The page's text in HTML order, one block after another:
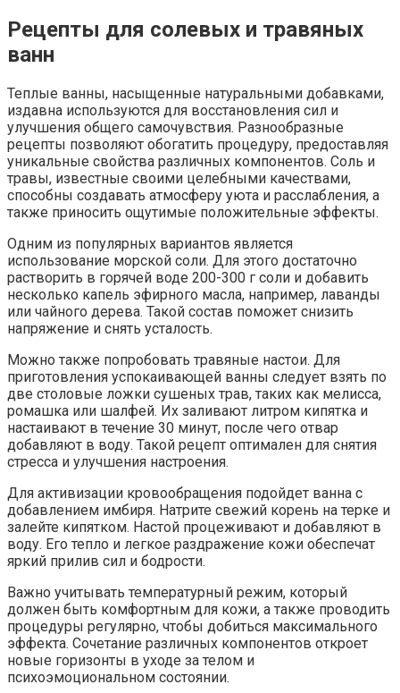
Рецепты для солевых и травяных
ванн
Теплые ванны, насыщенные натуральными добавками,
издавна используются для восстановления сил и
улучшения общего самочувствия. Разнообразные
рецепты позволяют обогатить процедуру, предоставляя
уникальные свойства различных компонентов. Соль и
травы, известные своими целебными качествами,
способны создавать атмосферу уюта и расслабления, а
также приносить ощутимые положительные эффекты.
Одним из популярных вариантов является
использование морской соли. Для этого достаточно
растворить в горячей воде 200-300 г соли и добавить
несколько капель эфирного масла, например, лаванды
или чайного дерева. Такой состав поможет снизить
напряжение и снять усталость.
Можно также попробовать травяные настои. Для
приготовления успокаивающей ванны следует взять по
две столовые ложки сушеных трав, таких как мелисса,
ромашка или шалфей. Их заливают литром кипятка и
настаивают в течение 30 минут, после чего отвар
добавляют в воду. Такой рецепт оптимален для снятия
стресса и улучшения настроения.
Для активизации кровообращения подойдет ванна с
добавлением имбиря. Натрите свежий корень на терке и
залейте кипятком. Настой процеживают и добавляют в
воду. Его тепло и легкое раздражение кожи обеспечат
яркий прилив сил и бодрости.
Важно учитывать температурный режим, который
должен быть комфортным для кожи, а также проводить
процедуры регулярно, чтобы добиться максимального
эффекта. Сочетание различных компонентов откроет
новые горизонты в уходе за телом и
психоэмоциональном состоянии.